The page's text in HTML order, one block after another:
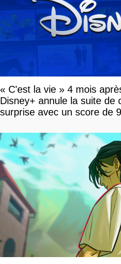
« C'est la vie » 4 mois
Disney+ annule la suite de
surprise avec un score de